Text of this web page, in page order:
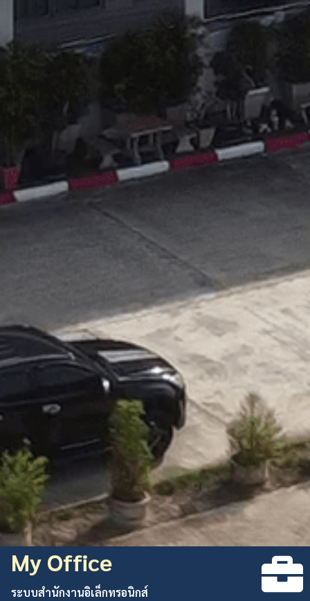
สพม.นราธิวาส
My Office
ระบบสำนักงานอิเล็กทรอนิกส์